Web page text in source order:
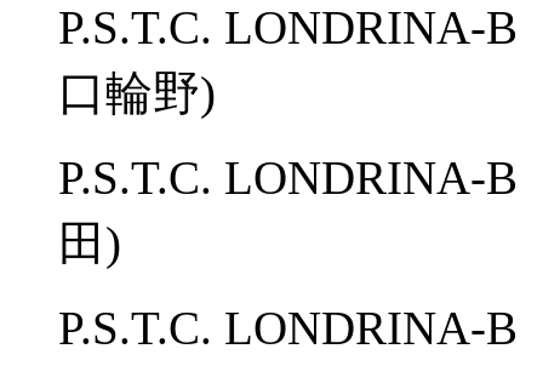
P.S.T.C.
口輪野)
P.S.T.C.
田)
P.S.T.C.